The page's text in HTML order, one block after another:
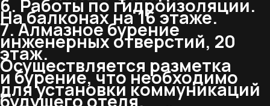
6. Работы по гидроизоляции.
На балконах на 16 этаже.
7. Алмазное бурение
инженерных отверстий, 20
этаж.
Осуществляется разметка
и бурение, что необходимо
для установки коммуникаций